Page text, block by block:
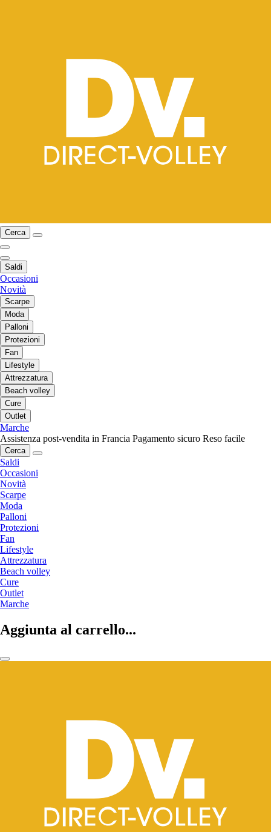
Cerca
Saldi
Occasioni
Novità
Scarpe
Moda
Palloni
Protezioni
Fan
Lifestyle
Attrezzatura
Beach volley
Cure
Outlet
Marche
Assistenza post-vendita in Francia Pagamento sicuro Reso facile
Cerca
Saldi
Occasioni
Novità
Scarpe
Moda
Palloni
Protezioni
Fan
Lifestyle
Attrezzatura
Beach volley
Cure
Outlet
Marche
Aggiunta al carrello...